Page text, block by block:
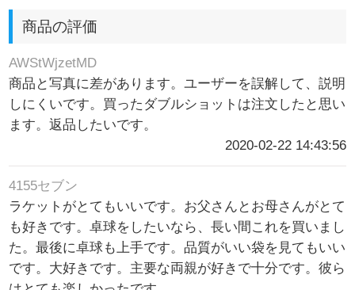
商品の評価
AWStWjzetMD
商品と写真に差があります。ユーザーを誤解して、説明
しにくいです。買ったダブルショットは注文したと思い
ます。返品したいです。
2020-02-22 14:43:56
4155セブン
ラケットがとてもいいです。お父さんとお母さんがとて
も好きです。卓球をしたいなら、長い間これを買いまし
た。最後に卓球も上手です。品質がいい袋を見てもいい
です。大好きです。主要な両親が好きで十分です。彼ら